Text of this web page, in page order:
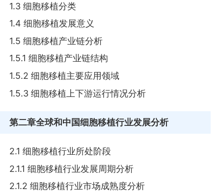
1.3 细胞移植分类
1.4 细胞移植发展意义
1.5 细胞移植产业链分析
1.5.1 细胞移植产业链结构
1.5.2 细胞移植主要应用领域
1.5.3 细胞移植上下游运行情况分析
第二章全球和中国细胞移植行业发展分析
2.1 细胞移植行业所处阶段
2.1.1 细胞移植行业发展周期分析
2.1.2 细胞移植行业市场成熟度分析